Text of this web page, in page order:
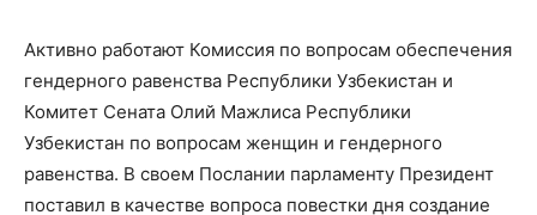
Активно работают Комиссия по вопросам обеспечения
гендерного равенства Республики Узбекистан и
Комитет Сената Олий Мажлиса Республики
Узбекистан по вопросам женщин и гендерного
равенства. В своем Послании парламенту Президент
поставил в качестве вопроса повестки дня создание